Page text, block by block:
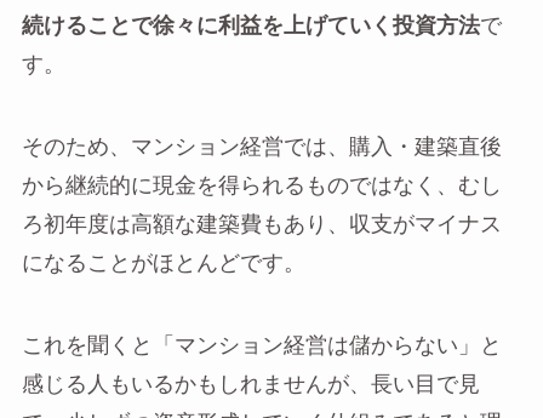
続けることで徐々に利益を上げていく投資方法で
す。
そのため、マンション経営では、購入・建築直後
から継続的に現金を得られるものではなく、むし
ろ初年度は高額な建築費もあり、収支がマイナス
になることがほとんどです。
これを聞くと「マンション経営は儲からない」と
感じる人もいるかもしれませんが、長い目で見